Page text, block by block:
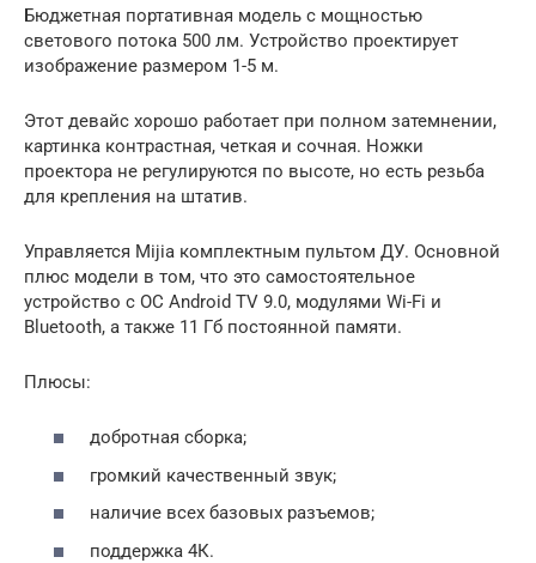
Бюджетная портативная модель с мощностью
светового потока 500 лм. Устройство проектирует
изображение размером 1-5 м.
Этот девайс хорошо работает при полном затемнении,
картинка контрастная, четкая и сочная. Ножки
проектора не регулируются по высоте, но есть резьба
для крепления на штатив.
Управляется Mijia комплектным пультом ДУ. Основной
плюс модели в том, что это самостоятельное
устройство с ОС Android TV 9.0, модулями Wi-Fi и
Bluetooth, а также 11 Гб постоянной памяти.
Плюсы:
добротная сборка;
громкий качественный звук;
наличие всех базовых разъемов;
поддержка 4К.